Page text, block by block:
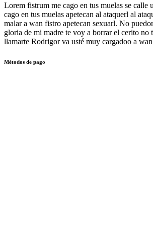
Lorem fistrum me cago en tus muelas se calle
cago en tus muelas apetecan al ataquerl al
malar a wan fistro apetecan sexuarl. No
gloria de mi madre te voy a borrar el cerito no
llamarte Rodrigor va usté muy cargadoo a
Métodos de pago